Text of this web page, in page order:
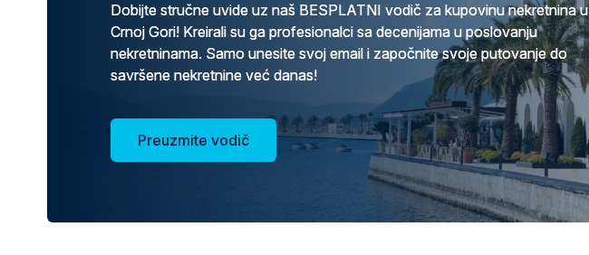
Dobijte stručne uvide uz naš BESPLATNI vodič za kupovinu nekretnina u
Crnoj Gori! Kreirali su ga profesionalci sa decenijama u poslovanju
nekretninama. Samo unesite svoj email i započnite svoje putovanje do
savršene nekretnine već danas!
Preuzmite vodič